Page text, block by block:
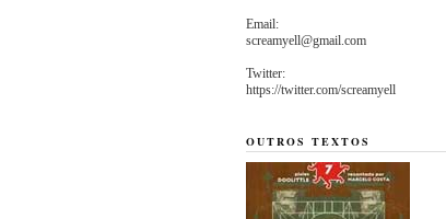
Email:
screamyell@gmail.com
Twitter:
https://twitter.com/screamyell
OUTROS TEXTOS